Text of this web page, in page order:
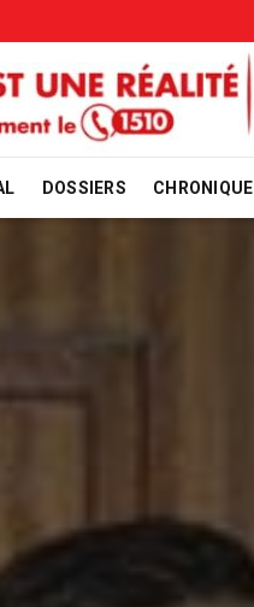
DOSSIERS CHRONIQUE